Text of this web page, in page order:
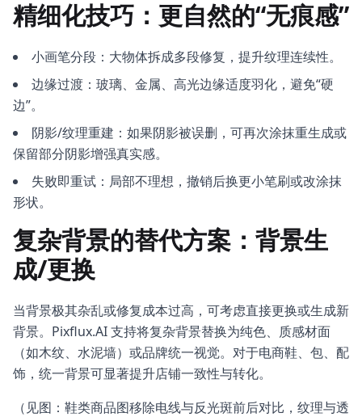
精细化技巧：更自然的“无痕感”
小画笔分段：大物体拆成多段修复，提升纹理连续性。
边缘过渡：玻璃、金属、高光边缘适度羽化，避免“硬
边”。
阴影/纹理重建：如果阴影被误删，可再次涂抹重生成或
保留部分阴影增强真实感。
失败即重试：局部不理想，撤销后换更小笔刷或改涂抹
形状。
复杂背景的替代方案：背景生
成/更换
当背景极其杂乱或修复成本过高，可考虑直接更换或生成新
背景。Pixflux.AI 支持将复杂背景替换为纯色、质感材面
（如木纹、水泥墙）或品牌统一视觉。对于电商鞋、包、配
饰，统一背景可显著提升店铺一致性与转化。
（见图：鞋类商品图移除电线与反光斑前后对比，纹理与透